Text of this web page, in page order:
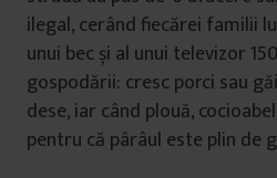
ilegal, cerând fiecărei familii
unui bec și al unui televizor
gospodării: cresc porci sau
dese, iar când plouă,
pentru că pârâul este plin de